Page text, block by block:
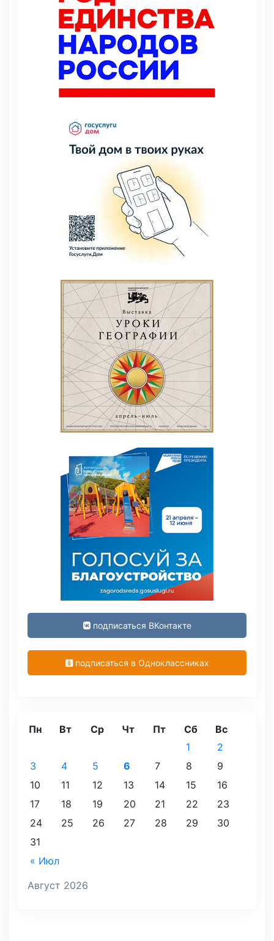
подписаться ВКонтакте
подписаться в Одноклассниках
Август 2026
Пн Вт Ср Чт Пт Сб Вс
« Июл
1
2
3
4 5 6 7 8
9
10
11 12 13 14 15
16
17
18 19 20 21 22
23
24
25 26 27 28 29
30
31